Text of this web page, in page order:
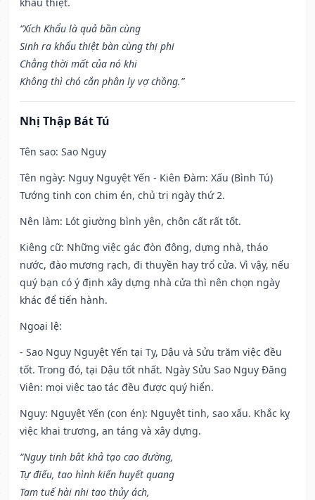
“Xích Khẩu là quả bần cùng
Sinh ra khẩu thiệt bàn cùng thị phi
Chẳng thời mất của nó khi
Không thì chó cắn phân ly vợ chồng.”
Nhị Thập Bát Tú
Tên sao: Sao Nguy
Tên ngày: Nguy Nguyệt Yến - Kiên Đàm: Xấu (Bình Tú)
Tướng tinh con chim én, chủ trị ngày thứ 2.
Nên làm: Lót giường bình yên, chôn cất rất tốt.
Kiêng cữ: Những việc gác đòn đông, dựng nhà, tháo
nước, đào mương rạch, đi thuyền hay trổ cửa. Vì vậy, nếu
quý bạn có ý định xây dựng nhà cửa thì nên chọn ngày
khác để tiến hành.
Ngoại lệ:
- Sao Nguy Nguyệt Yến tại Tỵ, Dậu và Sửu trăm việc đều
tốt. Trong đó, tại Dậu tốt nhất. Ngày Sửu Sao Nguy Đăng
Viên: mọi việc tạo tác đều được quý hiển.
Nguy: Nguyệt Yến (con én): Nguyệt tinh, sao xấu. Khắc kỵ
việc khai trương, an táng và xây dựng.
“Nguy tinh bât khả tạo cao đường,
Tự điếu, tao hình kiến huyết quang
Tam tuế hài nhi tao thủy ách,